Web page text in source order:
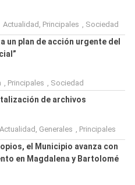
Actualidad , Principales , Sociedad
un plan de acción urgente del
, Principales , Sociedad
de archivos
Actualidad , Generales , Principales
el Municipio avanza con
en Magdalena y Bartolomé